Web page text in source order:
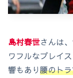
島村春世さんは
ワフルなプレイ
響もあり腰のト